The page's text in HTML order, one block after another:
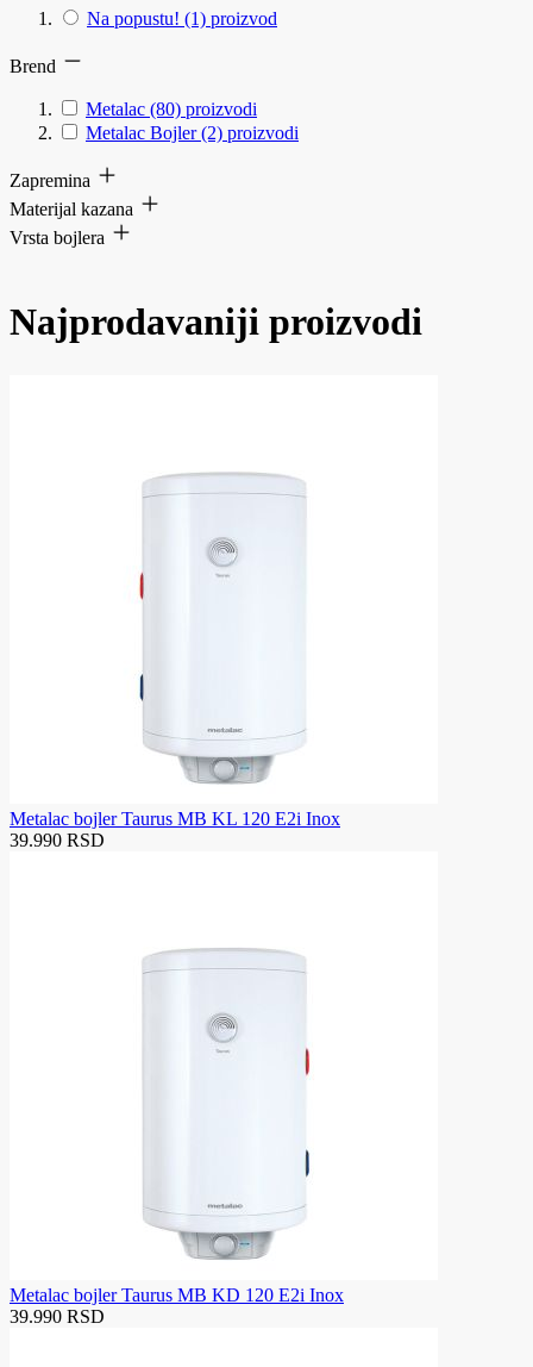
Na popustu! (1) proizvod
Brend
Metalac (80) proizvodi
Metalac Bojler (2) proizvodi
Zapremina
Materijal kazana
Vrsta bojlera
Najprodavaniji proizvodi
Metalac bojler Taurus MB KL 120 E2i Inox
39.990 RSD
Metalac bojler Taurus MB KD 120 E2i Inox
39.990 RSD